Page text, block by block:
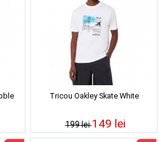
Tricou Oakley Skate White
199 lei149 lei